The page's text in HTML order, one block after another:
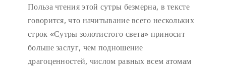
Польза чтения этой сутры безмерна, в тексте
говорится, что начитывание всего нескольких
строк «Сутры золотистого света» приносит
больше заслуг, чем подношение
драгоценностей, числом равных всем атомам